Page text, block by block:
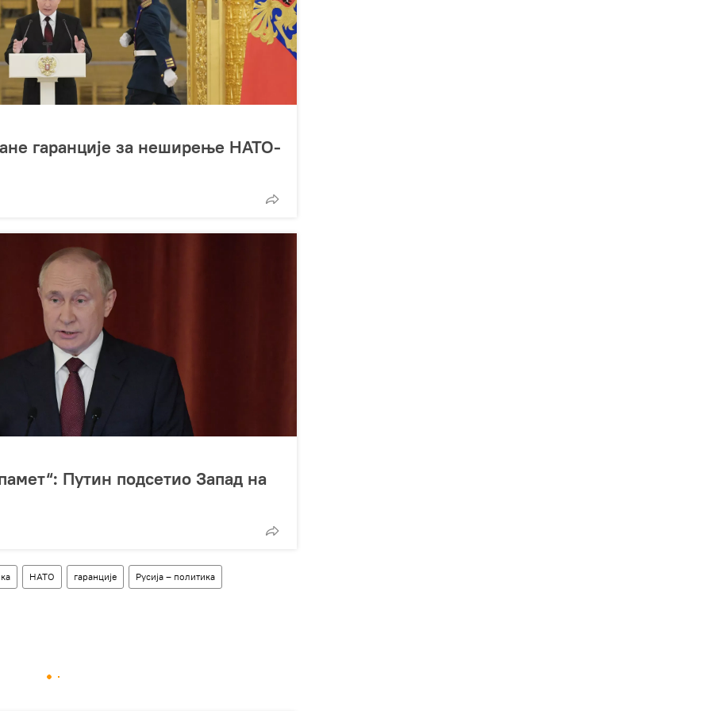
гаранције за неширење НАТО-
Путин подсетио Запад на
НАТО гаранције Русија – политика